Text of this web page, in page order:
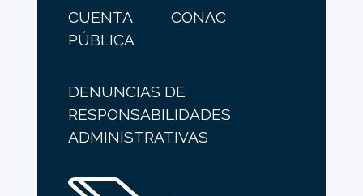
CUENTA
PÚBLICA
CONAC
DENUNCIAS DE
RESPONSABILIDADES
ADMINISTRATIVAS